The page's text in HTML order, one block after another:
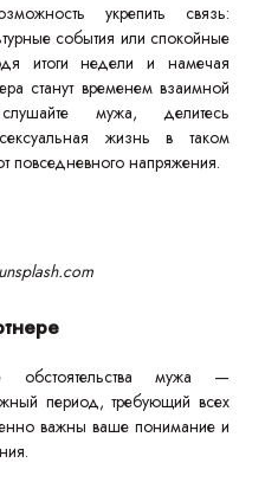
укрепить связь:
события или спокойные
итоги недели и намечая
станут временем взаимной
мужа, делитесь
жизнь в таком
повседневного напряжения.
обстоятельства мужа —
период, требующий всех
важны ваше понимание и